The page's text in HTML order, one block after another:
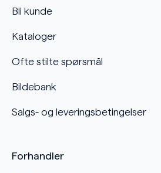
Bli kunde
Kataloger
Ofte stilte spørsmål
Bildebank
Salgs- og leveringsbetingelser
Forhandler